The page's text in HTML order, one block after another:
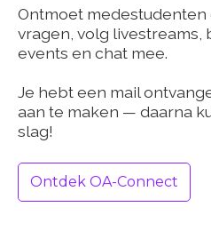
Ontmoet
vragen, volg livestreams,
events en chat mee.
Je hebt een mail
aan te maken — daarna
slag!
Ontdek OA-Connect